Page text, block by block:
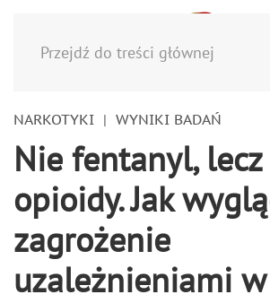
Przejdź do treści głównej
NARKOTYKI WYNIKI BADAŃ
Nie fentanyl,
opioidy. Jak
zagrożenie
uzależnieniami w